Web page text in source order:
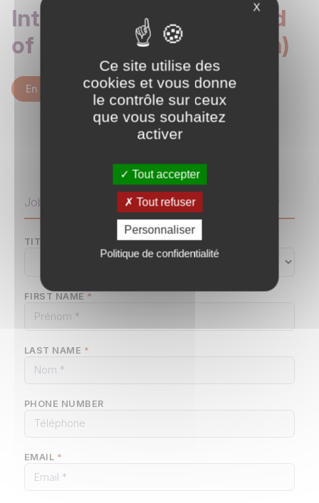
Internship - Buy-out Fund
of Funds (Paris or London)
En savoir plus
Job Application — Fund Controller - Private Equity
TITLE
FIRST NAME *
LAST NAME *
PHONE NUMBER
EMAIL *
X
Ce site utilise des
cookies et vous donne
le contrôle sur ceux
que vous souhaitez
activer
Tout accepter
Tout refuser
Personnaliser
Politique de confidentialité